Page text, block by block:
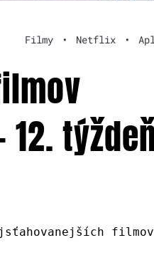
Filmy • Netflix •